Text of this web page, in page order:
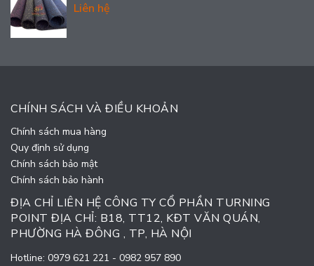
Liên hệ
CHÍNH SÁCH VÀ ĐIỀU KHOẢN
Chính sách mua hàng
Quy định sử dụng
Chính sách bảo mật
Chính sách bảo hành
ĐỊA CHỈ LIÊN HỆ CÔNG TY CỔ PHẦN TURNING
POINT ĐỊA CHỈ: B18, TT12, KĐT VĂN QUÁN,
PHƯỜNG HÀ ĐÔNG , TP, HÀ NỘI
Hotline: 0979 621 221 - 0982 957 890